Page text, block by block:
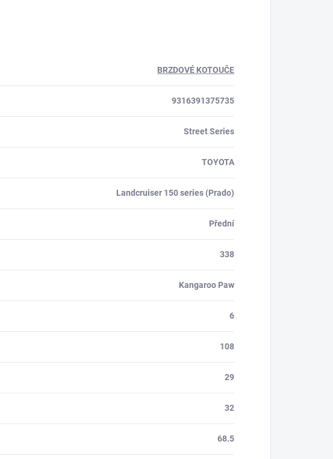
BRZDOVÉ KOTOUČE
9316391375735
Street Series
TOYOTA
Landcruiser 150 series (Prado)
Přední
338
Kangaroo Paw
6
108
29
32
68.5